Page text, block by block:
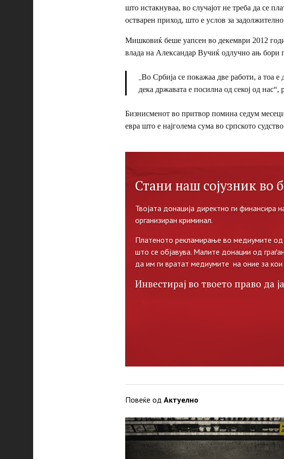
што истакнуваа, во случајот не треба да се
остварен приход, што е услов за
Мишковиќ беше уапсен во декември 2012
влада на Александар Вучиќ одлучно ањ бори
Во Србија се покажаа две работи, а тоа е
дека државата е посилна од секој од
Бизнисменот во притвор помина седум
евра што е најголема сума во српското
Стани наш сојузник во
Твојата донација директно ги финансира
организиран криминал.
Платеното рекламирање во медиумите од
што се објавува. Малите донации од
да им ги вратат медиумите на оние за кои
Инвестирај во твоето право да
Повеќе од Актуелно